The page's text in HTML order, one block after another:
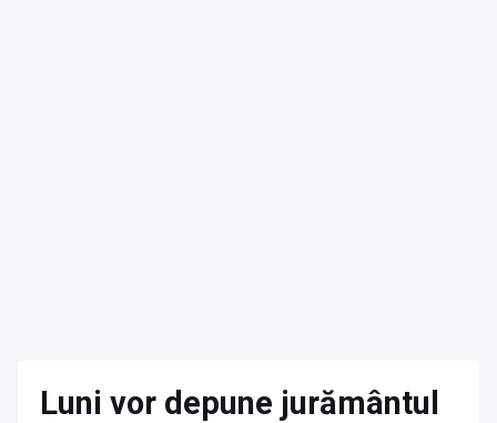
Luni vor depune jurământul